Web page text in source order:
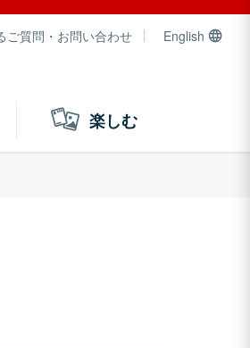
ご質問・お問い合わせ English
楽しむ